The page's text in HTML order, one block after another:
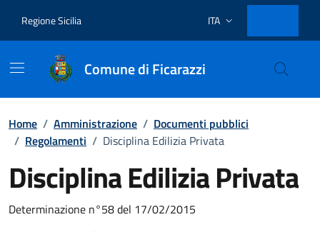
Regione Sicilia Lingua attiva:
ITA
Comune di Ficarazzi
Home / Amministrazione / Documenti pubblici
/ Regolamenti / Disciplina Edilizia Privata
Disciplina Edilizia Privata
Dettagli del documento
Determinazione n°58 del 17/02/2015